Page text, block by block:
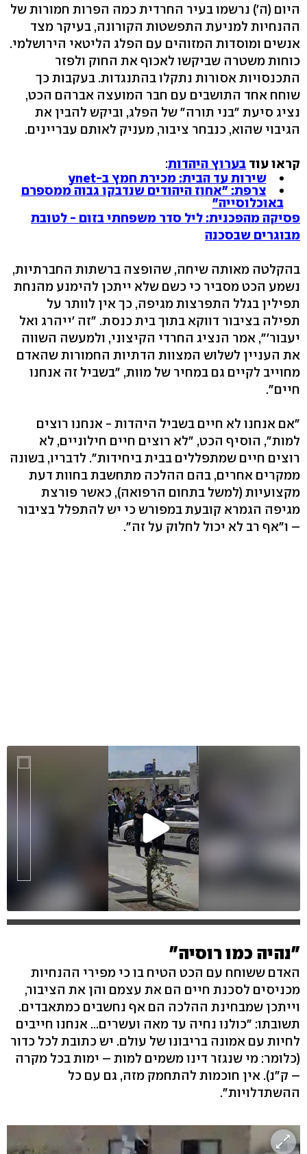
היום (ה') נרשמו בעיר החרדית כמה הפרות חמורות של
ההנחיות למניעת התפשטות הקורונה, בעיקר מצד
אנשים ומוסדות המזוהים עם הפלג הליטאי הירושלמי.
כוחות משטרה שביקשו לאכוף את החוק ולפזר
התכנסויות אסורות נתקלו בהתנגדות. בעקבות כך
שוחח אחד התושבים עם חבר המועצה אברהם הכט,
נציג סיעת "בני תורה" של הפלג, וביקש להבין את
הגיבוי שהוא, כנבחר ציבור, מעניק לאותם עבריינים.
קראו עוד בערוץ היהדות:
שירות עד הבית: מכירת חמץ ב-ynet
צרפת: "אחוז היהודים שנדבקו גבוה ממספרם
באוכלוסייה"
פסיקה מהפכנית: ליל סדר משפחתי בזום - לטובת
מבוגרים שבסכנה
בהקלטה מאותה שיחה, שהופצה ברשתות החברתיות,
נשמע הכט מסביר כי כשם שלא ייתכן להימנע מהנחת
תפילין בגלל התפרצות מגיפה, כך אין לוותר על
תפילה בציבור דווקא בתוך בית כנסת. "זה 'ייהרג ואל
יעבור'", אמר הנציג החרדי הקיצוני, ולמעשה השווה
את העניין לשלוש המצוות הדתיות החמורות שהאדם
מחוייב לקיים גם במחיר של מוות, "בשביל זה אנחנו
חיים".
"אם אנחנו לא חיים בשביל היהדות - אנחנו רוצים
למות", הוסיף הכט, "לא רוצים חיים חילוניים, לא
רוצים חיים שמתפללים בבית ביחידות". לדבריו, בשונה
ממקרים אחרים, בהם ההלכה מתחשבת בחוות דעת
מקצועיות (למשל בתחום הרפואה), כאשר פורצת
מגיפה הגמרא קובעת במפורש כי יש להתפלל בציבור
– ו"אף רב לא יכול לחלוק על זה".
"נהיה כמו רוסיה"
האדם ששוחח עם הכט הטיח בו כי מפירי ההנחיות
מכניסים לסכנת חיים הם את עצמם והן את הציבור,
וייתכן שמבחינת ההלכה הם אף נחשבים כמתאבדים.
תשובתו: "כולנו נחיה עד מאה ועשרים... אנחנו חייבים
לחיות עם אמונה בריבונו של עולם. יש כתובת לכל כדור
(כלומר: מי שנגזר דינו משמים למות – ימות בכל מקרה
– ק"נ). אין חוכמות להתחמק מזה, גם עם כל
ההשתדלויות".